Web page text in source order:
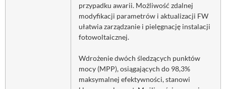
przypadku awarii. Możliwość zdalnej
modyfikacji parametrów i aktualizacji FW
ułatwia zarządzanie i pielęgnację instalacji
fotowoltaicznej.
Wdrożenie dwóch śledzących punktów
mocy (MPP), osiągających do 98,3%
maksymalnej efektywności, stanowi